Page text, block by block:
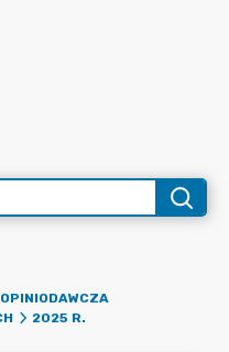
2025 R.